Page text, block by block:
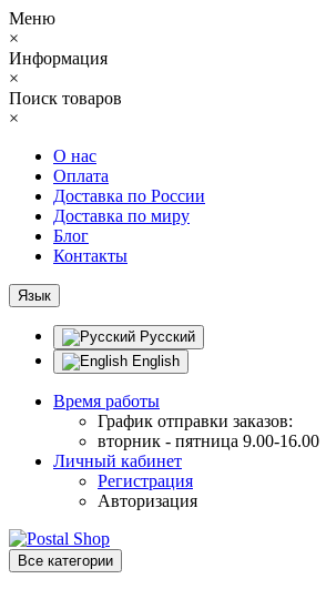
Меню
×
Информация
×
Поиск товаров
×
О нас
Оплата
Доставка по России
Доставка по миру
Блог
Контакты
Язык
Русский
English
Время работы
График отправки заказов:
вторник - пятница 9.00-16.00
Личный кабинет
Регистрация
Авторизация
Все категории